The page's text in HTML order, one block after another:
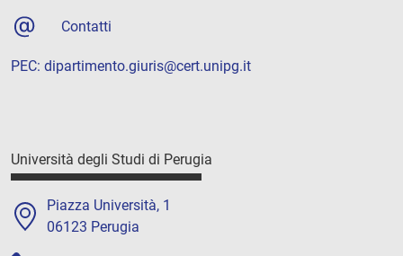
Contatti
PEC: dipartimento.giuris@cert.unipg.it
Università degli Studi di Perugia
Piazza Università, 1
06123 Perugia